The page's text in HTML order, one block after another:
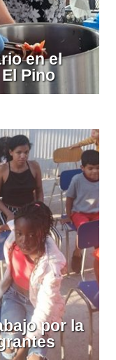
en el
Pino
por la